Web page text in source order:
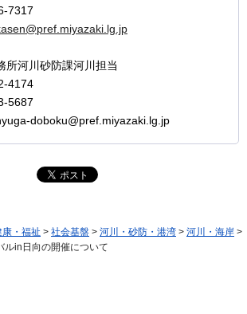
7317
所河川砂防課河川担当
4174
5687
doboku@pref.miyazaki.lg.jp
康・福祉 > 社会基盤 > 河川・砂防・港湾 > 河川・海岸 >
ルin日向の開催について